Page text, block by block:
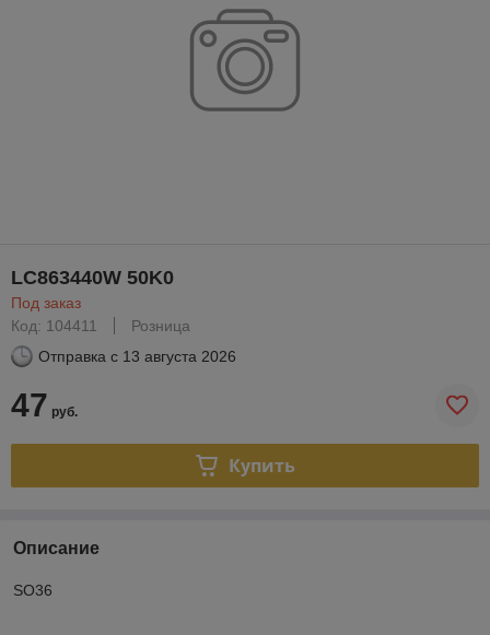
LC863440W 50K0
Под заказ
Код: 104411
Розница
Отправка с 13 августа 2026
47 руб.
Купить
Описание
SO36